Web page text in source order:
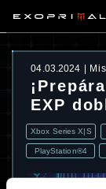
04.03.2024
EXP
Xbox Series X|S
PlayStation®4